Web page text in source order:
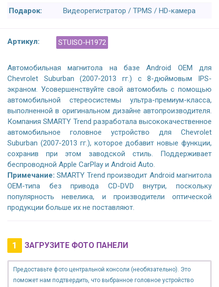
Подарок:
Видеорегистратор / TPMS / HD-камера
Артикул: STUISO-H1972
Автомобильная магнитола на базе Android OEM для
Chevrolet Suburban (2007-2013 гг.) с 8-дюймовым IPS-
экраном. Усовершенствуйте свой автомобиль с помощью
автомобильной стереосистемы ультра-премиум-класса,
выполненной в оригинальном дизайне автопроизводителя.
Компания SMARTY Trend разработала высококачественное
автомобильное головное устройство для Chevrolet
Suburban (2007-2013 гг.), которое добавит новые функции,
сохранив при этом заводской стиль. Поддерживает
беспроводной Apple CarPlay и Android Auto.
Примечание: SMARTY Trend производит Android магнитола
OEM-типа без привода CD-DVD внутри, поскольку
популярность невелика, и производители оптической
продукции больше их не поставляют.
1 ЗАГРУЗИТЕ ФОТО ПАНЕЛИ
Предоставьте фото центральной консоли (необязательно). Это
поможет нам подтвердить, что выбранное головное устройство